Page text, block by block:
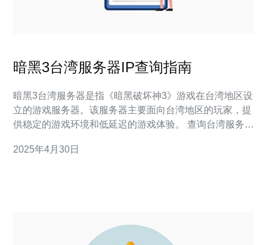
暗黑3台湾服务器IP查询指南
暗黑3台湾服务器是指《暗黑破坏神3》游戏在台湾地区设
立的游戏服务器。该服务器主要面向台湾地区的玩家，提
供稳定的游戏环境和低延迟的游戏体验。 查询台湾服务器
流畅度。通过查询台湾服务器IP，玩家可以选择与服务器
2025年4月30日